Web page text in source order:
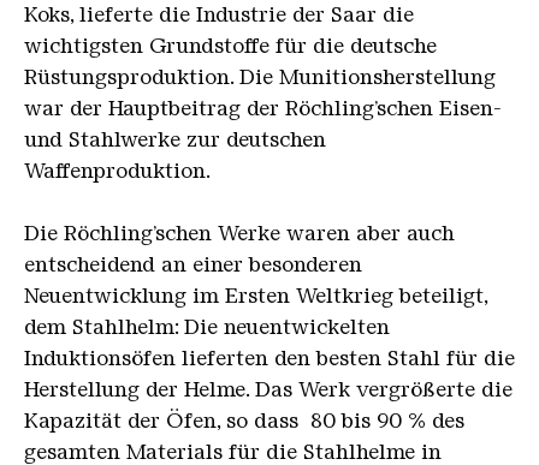
Koks, lieferte die Industrie der Saar die
wichtigsten Grundstoffe für die deutsche
Rüstungsproduktion. Die Munitionsherstellung
war der Hauptbeitrag der Röchling’schen Eisen-
und Stahlwerke zur deutschen
Waffenproduktion.
Die Röchling’schen Werke waren aber auch
entscheidend an einer besonderen
Neuentwicklung im Ersten Weltkrieg beteiligt,
dem Stahlhelm: Die neuentwickelten
Induktionsöfen lieferten den besten Stahl für die
Herstellung der Helme. Das Werk vergrößerte die
Kapazität der Öfen, so dass 80 bis 90 % des
gesamten Materials für die Stahlhelme in